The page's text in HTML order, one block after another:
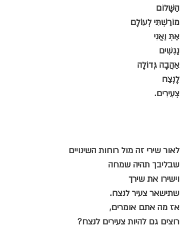
הַשָּׁלוֹם
מוֹרַשְׁתִּי לְעוֹלָם
אַתְּ וַאֲנִי
נַגְשִׁים
אַהֲבָה גְּדוֹלָה
לָנֶצַח
צְעִירִים.
לאור שירי זה מול רוחות השינויים
שבליבך תהיה שמחה
וישירו את שירך
שתישאר צעיר לנצח.
אז מה אתם אומרים,
רוצים גם להיות צעירים לנצח?